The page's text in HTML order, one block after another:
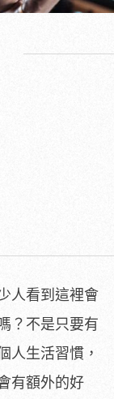
人看到這裡會
？不是只要有
人生活習慣，
有額外的好